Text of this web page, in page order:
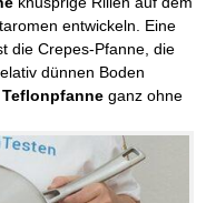
entwickeln. Eine
die Crepes-Pfanne, die
dünnen Boden
Teflonpfanne ganz ohne